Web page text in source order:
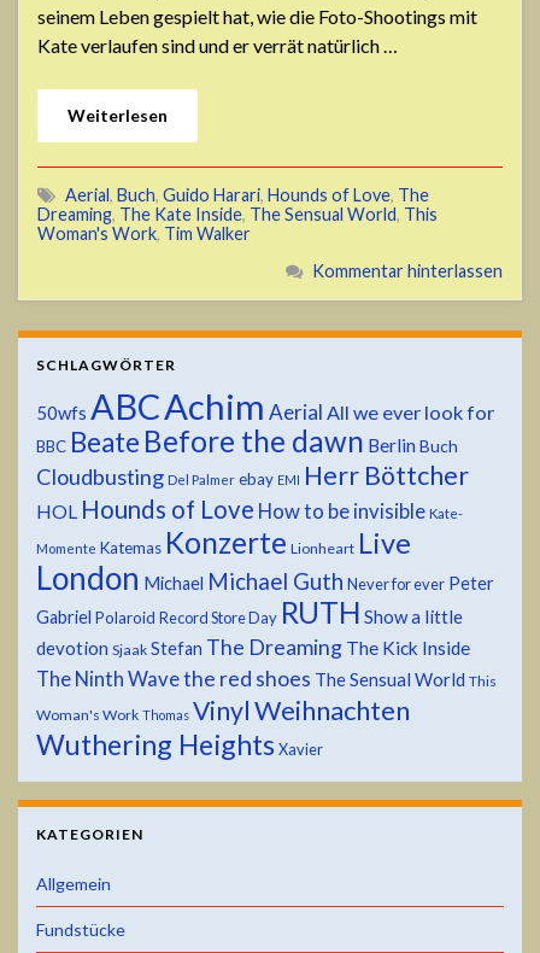
seinem Leben gespielt hat, wie die Foto-Shootings mit
Kate verlaufen sind und er verrät natürlich …
Weiterlesen
Aerial, Buch, Guido Harari, Hounds of Love, The
Dreaming, The Kate Inside, The Sensual World, This
Woman's Work, Tim Walker
Kommentar hinterlassen
SCHLAGWÖRTER
50wfs ABCAchim Aerial All we ever look for
BBC Beate Before the dawn Berlin Buch
Cloudbusting Del Palmer ebay EMI Herr Böttcher
HOL Hounds of Love How to be invisible Kate-
Momente Katemas Konzerte Lionheart Live
London Michael Michael Guth Never for ever Peter
Gabriel Polaroid Record Store Day RUTH Show a little
devotion Sjaak Stefan The Dreaming The Kick Inside
The Ninth Wavethe red shoes The Sensual World This
Woman's Work Thomas VinylWeihnachten
Wuthering Heights Xavier
KATEGORIEN
Allgemein
Fundstücke